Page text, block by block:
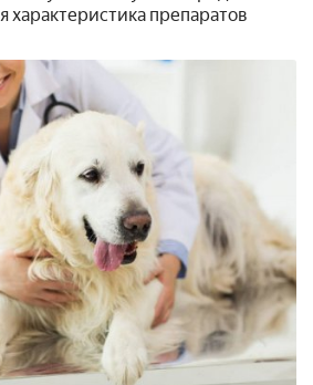
характеристика препаратов